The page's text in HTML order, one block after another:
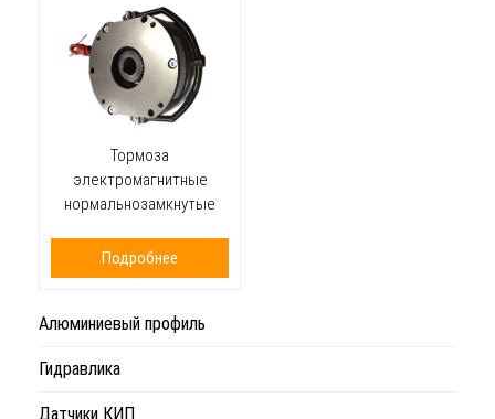
Тормоза
электромагнитные
нормальнозамкнутые
Подробнее
Алюминиевый профиль
Гидравлика
Датчики КИП